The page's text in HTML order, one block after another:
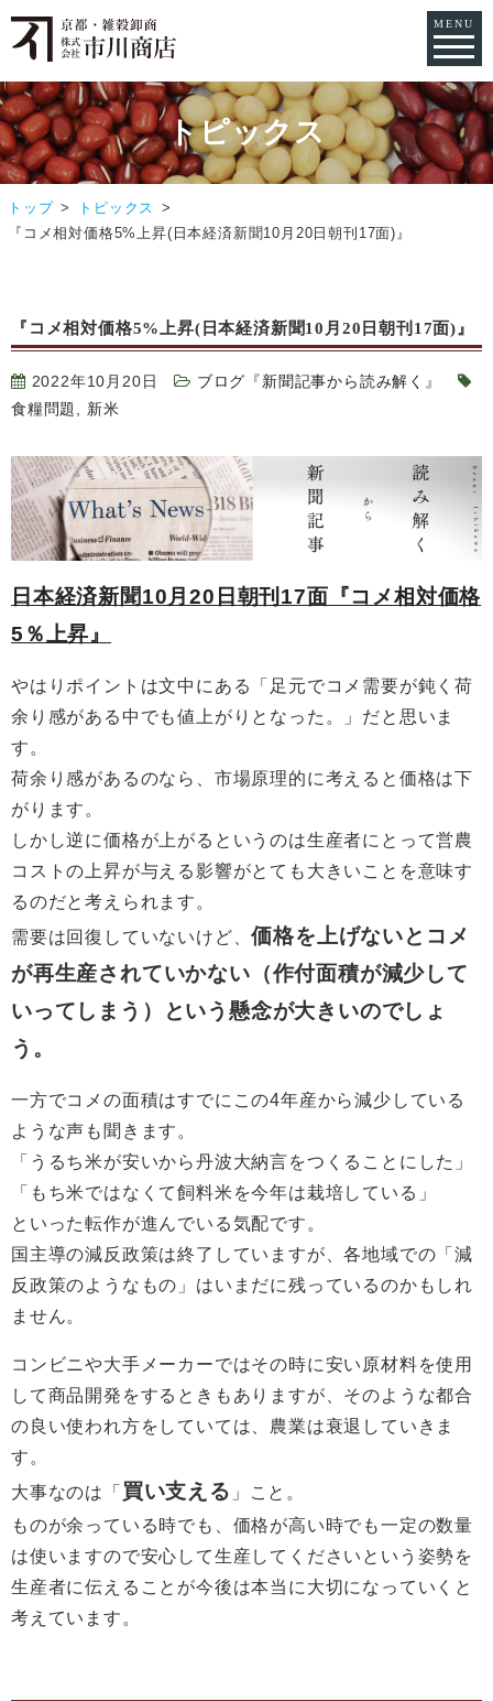
MENU
トピックス
トップ
トピックス
『コメ相対価格5%上昇(日本経済新聞10月20日朝刊17面)』
『コメ相対価格5%上昇(日本経済新聞10月20日朝刊17面)』
2022年10月20日
ブログ『新聞記事から読み解く』
食糧問題
新米
日本経済新聞10月20日朝刊17面『コメ相対価格
5％上昇』
やはりポイントは文中にある「足元でコメ需要が鈍く荷
余り感がある中でも値上がりとなった。」だと思いま
す。
荷余り感があるのなら、市場原理的に考えると価格は下
がります。
しかし逆に価格が上がるというのは生産者にとって営農
コストの上昇が与える影響がとても大きいことを意味す
るのだと考えられます。
需要は回復していないけど、価格を上げないとコメ
が再生産されていかない（作付面積が減少して
いってしまう）という懸念が大きいのでしょ
う。
一方でコメの面積はすでにこの4年産から減少している
ような声も聞きます。
「うるち米が安いから丹波大納言をつくることにした」
「もち米ではなくて飼料米を今年は栽培している」
といった転作が進んでいる気配です。
国主導の減反政策は終了していますが、各地域での「減
反政策のようなもの」はいまだに残っているのかもしれ
ません。
コンビニや大手メーカーではその時に安い原材料を使用
して商品開発をするときもありますが、そのような都合
の良い使われ方をしていては、農業は衰退していきま
す。
大事なのは「 買い支える 」こと。
ものが余っている時でも、価格が高い時でも一定の数量
は使いますので安心して生産してくださいという姿勢を
生産者に伝えることが今後は本当に大切になっていくと
考えています。